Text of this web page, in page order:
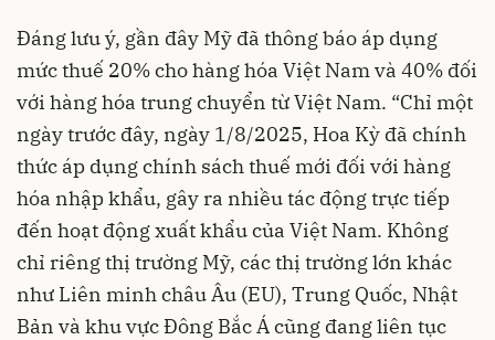
Đáng lưu ý, gần đây Mỹ đã thông báo áp dụng
mức thuế 20% cho hàng hóa Việt Nam và 40% đối
với hàng hóa trung chuyển từ Việt Nam. “Chỉ một
ngày trước đây, ngày 1/8/2025, Hoa Kỳ đã chính
thức áp dụng chính sách thuế mới đối với hàng
hóa nhập khẩu, gây ra nhiều tác động trực tiếp
đến hoạt động xuất khẩu của Việt Nam. Không
chỉ riêng thị trường Mỹ, các thị trường lớn khác
như Liên minh châu Âu (EU), Trung Quốc, Nhật
Bản và khu vực Đông Bắc Á cũng đang liên tục